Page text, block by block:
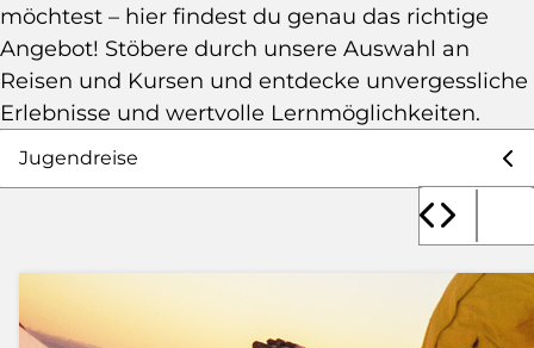
möchtest – hier findest du genau das richtige
Angebot! Stöbere durch unsere Auswahl an
Reisen und Kursen und entdecke unvergessliche
Erlebnisse und wertvolle Lernmöglichkeiten.
Auswahl Angebote